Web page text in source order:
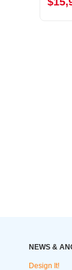
NEWS &
Design It!